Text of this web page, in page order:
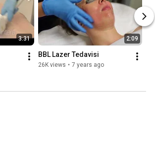
3:31 2:09
BBL Lazer Tedavisi
26K views • 7 years ago